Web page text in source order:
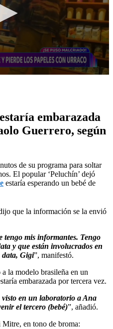
embarazada
Guerrero, según
de su programa para soltar
El popular ‘Peluchín’ dejó
estaría esperando un bebé de
que la información se la envió
tengo mis informantes. Tengo
y que están involucrados en
data, Gigi”, manifestó.
la modelo brasileña en un
embarazada por tercera vez.
en un laboratorio a Ana
el tercero (bebé)”, añadió.
en tono de broma: